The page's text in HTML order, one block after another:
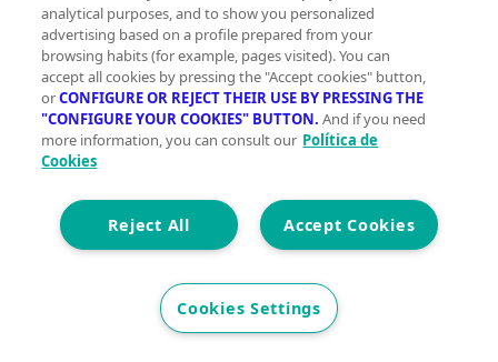
analytical purposes, and to show you personalized
advertising based on a profile prepared from your
browsing habits (for example, pages visited). You can
accept all cookies by pressing the "Accept cookies" button,
orCONFIGURE OR REJECT THEIR USE BY PRESSING THE
"CONFIGURE YOUR COOKIES" BUTTON. And if you need
more information, you can consult our Política de
Cookies
Accept Cookies
Reject All
Cookies Settings